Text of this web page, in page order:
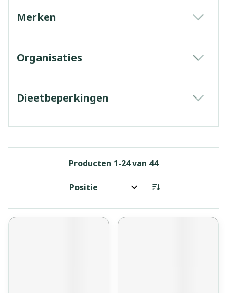
Merken
Organisaties
Dieetbeperkingen
Producten 1-24van 44
Sorteer op: